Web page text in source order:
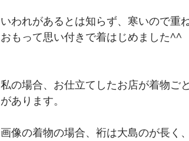
いわれがあるとは知らず、寒いので重
おもって思い付きで着はじめました^^
私の場合、お仕立てしたお店が着物ご
があります。
画像の着物の場合、裄は大島のが長く